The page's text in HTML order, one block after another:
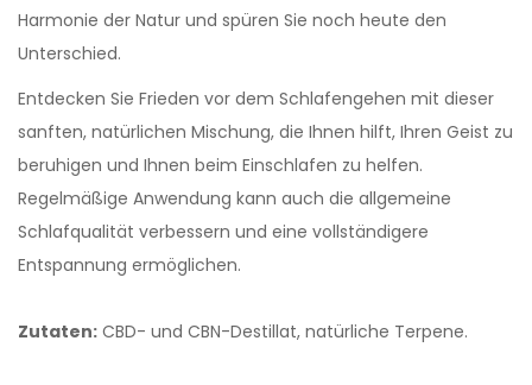
Harmonie der Natur und spüren Sie noch heute den
Unterschied.
Entdecken Sie Frieden vor dem Schlafengehen mit dieser
sanften, natürlichen Mischung, die Ihnen hilft, Ihren Geist zu
beruhigen und Ihnen beim Einschlafen zu helfen.
Regelmäßige Anwendung kann auch die allgemeine
Schlafqualität verbessern und eine vollständigere
Entspannung ermöglichen.
Zutaten: CBD- und CBN-Destillat, natürliche Terpene.